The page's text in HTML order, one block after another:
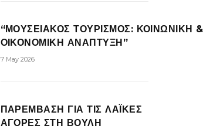
“ΜΟΥΣΕΙΑΚΟΣ ΤΟΥΡΙΣΜΟΣ: ΚΟΙΝΩΝΙΚΗ &
ΟΙΚΟΝΟΜΙΚΗ ΑΝΑΠΤΥΞΗ”
7 May 2026
ΠΑΡΕΜΒΑΣΗ ΓΙΑ ΤΙΣ ΛΑΪΚΕΣ
ΑΓΟΡΕΣ ΣΤΗ ΒΟΥΛΗ